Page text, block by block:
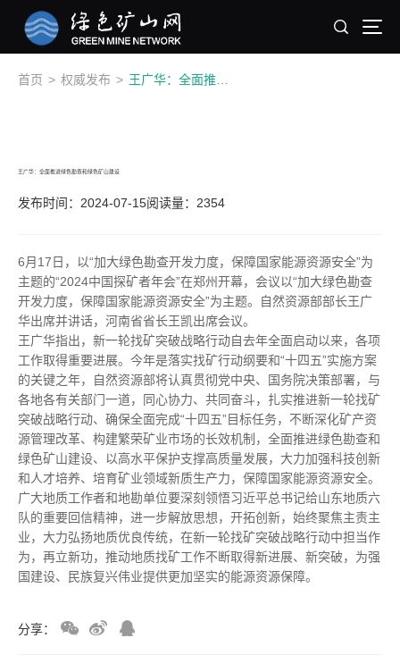
首页 > 权威发布 >
王广华：全面推进绿色勘查和绿色矿山建设
发布时间：2024-07-15阅读量：2354
6月17日，以“加大绿色勘查开发力度，保障国家能源资源安全”为
主题的“2024中国探矿者年会”在郑州开幕，会议以“加大绿色勘查
开发力度，保障国家能源资源安全”为主题。自然资源部部长王广
华出席并讲话，河南省省长王凯出席会议。
王广华指出，新一轮找矿突破战略行动自去年全面启动以来，各项
工作取得重要进展。今年是落实找矿行动纲要和“十四五”实施方案
的关键之年，自然资源部将认真贯彻党中央、国务院决策部署，与
各地各有关部门一道，同心协力、共同奋斗，扎实推进新一轮找矿
突破战略行动、确保全面完成“十四五”目标任务，不断深化矿产资
源管理改革、构建繁荣矿业市场的长效机制，全面推进绿色勘查和
绿色矿山建设、以高水平保护支撑高质量发展，大力加强科技创新
和人才培养、培育矿业领域新质生产力，保障国家能源资源安全。
广大地质工作者和地勘单位要深刻领悟习近平总书记给山东地质六
队的重要回信精神，进一步解放思想，开拓创新，始终聚焦主责主
业，大力弘扬地质优良传统，在新一轮找矿突破战略行动中担当作
为，再立新功，推动地质找矿工作不断取得新进展、新突破，为强
国建设、民族复兴伟业提供更加坚实的能源资源保障。
分享：